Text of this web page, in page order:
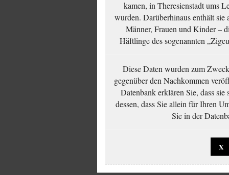
kamen, in Theresienstadt ums
wurden. Darüberhinaus enthält
Männer, Frauen und Kinder –
Häftlinge des sogenannten
Diese Daten wurden zum
gegenüber den Nachkommen
Datenbank erklären Sie, dass sie
dessen, dass Sie allein für Ihren
Sie in der
X